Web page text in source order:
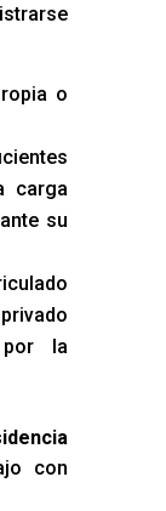
o
carga
su
por la
con